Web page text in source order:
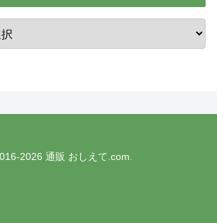
2026 通販 おしえて.com.